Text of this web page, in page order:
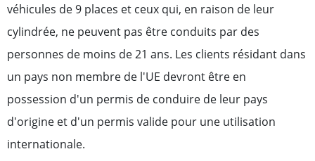
véhicules de 9 places et ceux qui, en raison de leur
cylindrée, ne peuvent pas être conduits par des
personnes de moins de 21 ans. Les clients résidant dans
un pays non membre de l'UE devront être en
possession d'un permis de conduire de leur pays
d'origine et d'un permis valide pour une utilisation
internationale.